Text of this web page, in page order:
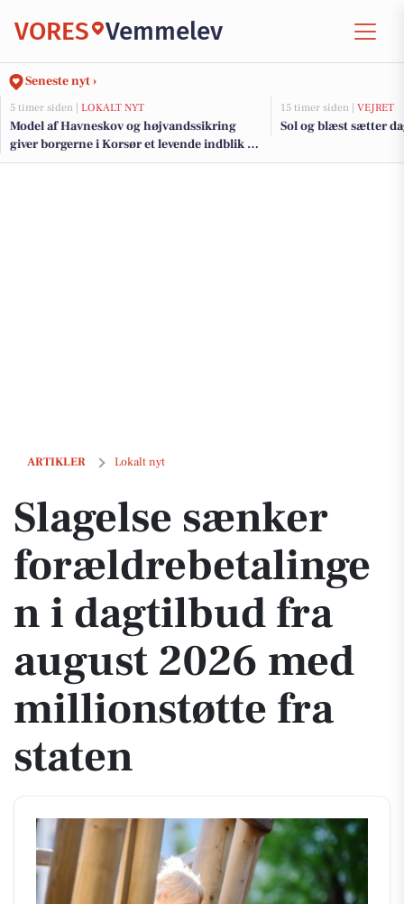
VORES Vemmelev
Seneste nyt ›
5 timer siden | LOKALT NYT
Model af Havneskov og højvandssikring
giver borgerne i Korsør et levende indblik i
kommende projekt
15 timer siden | VEJRET
Sol og blæst sætter
ARTIKLER Lokalt nyt
Slagelse sænker forældrebetalingen i dagtilbud fra august 2026
Slagelse sænker
forældrebetalinge
n i dagtilbud fra
august 2026 med
millionstøtte fra
staten